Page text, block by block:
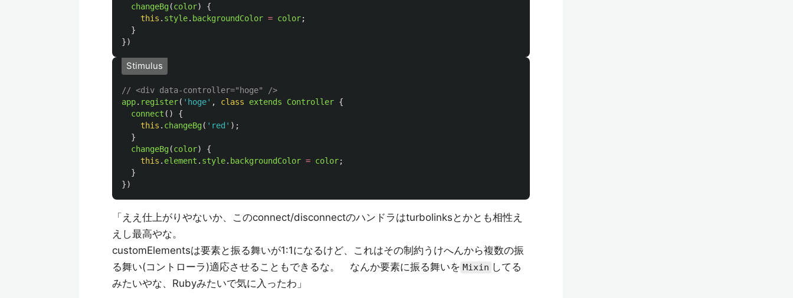
changeBg(color)
{
this . style. backgroundColor = color;
}
})
Stimulus
// <div data-controller="hoge" />
app. register( ' hoge' , class extends Controller {
connect ()
{
this . changeBg( ' red ' );
}
changeBg(color)
{
this . element . style. backgroundColor = color;
}
})
「ええ仕上がりやないか、このconnect/disconnectのハンドラはturbolinksとかとも相性え
えし最高やな。
customElementsは要素と振る舞いが1:1になるけど、これはその制約うけへんから複数の振
る舞い(コントローラ)適応させることもできるな。 なんか要素に振る舞いを Mixin してる
みたいやな、Rubyみたいで気に入ったわ」